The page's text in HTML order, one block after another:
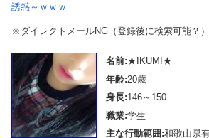
誘惑～ｗｗｗ
※ダイレクトメールNG（登録後に検索可能？）
名前:★IKUMI★
年齢:20歳
身長:146～150
職業:学生
主な行動範囲:和歌山県